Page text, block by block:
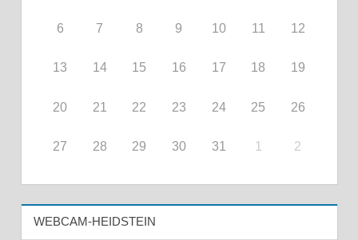
6 7 8 9 10 11 12
13 14 15 16 17 18 19
20 21 22 23 24 25 26
27 28 29 30 31 1 2
WEBCAM-HEIDSTEIN